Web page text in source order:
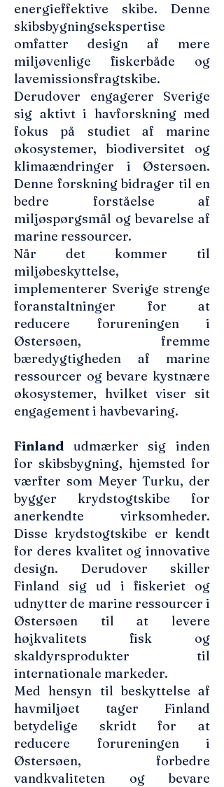
energieffektive skibe. Denne
skibsbygningsekspertise
omfatter design af mere
miljøvenlige fiskerbåde og
lavemissionsfragtskibe.
Derudover engagerer Sverige
sig aktivt i havforskning med
fokus på studiet af marine
økosystemer, biodiversitet og
klimaændringer i Østersøen.
Denne forskning bidrager til en
bedre forståelse af
miljøspørgsmål og bevarelse af
marine ressourcer.
Når det kommer til
miljøbeskyttelse,
implementerer Sverige strenge
foranstaltninger for at
reducere forureningen i
Østersøen, fremme
bæredygtigheden af ​​marine
ressourcer og bevare kystnære
økosystemer, hvilket viser sit
engagement i havbevaring.
Finland udmærker sig inden
for skibsbygning, hjemsted for
værfter som Meyer Turku, der
bygger krydstogtskibe for
anerkendte virksomheder.
Disse krydstogtskibe er kendt
for deres kvalitet og innovative
design. Derudover skiller
Finland sig ud i fiskeriet og
udnytter de marine ressourcer i
Østersøen til at levere
højkvalitets fisk og
skaldyrsprodukter til
internationale markeder.
Med hensyn til beskyttelse af
havmiljøet tager Finland
betydelige skridt for at
reducere forureningen i
Østersøen, forbedre
vandkvaliteten og bevare